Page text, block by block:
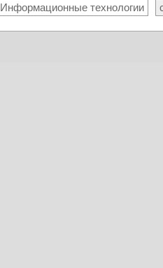
Информационные технологии